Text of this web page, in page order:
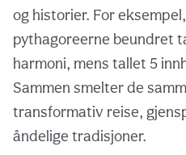
og historier. For
pythagoreerne beundret
harmoni, mens tallet 5
Sammen smelter de
transformativ reise,
åndelige tradisjoner.